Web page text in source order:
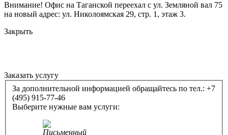
Внимание! Офис на Таганской переехал с ул. Земляной вал 75
на новый адрес: ул. Николоямская 29, стр. 1, этаж 3.
Закрыть
Заказать услугу
За дополнительной информацией обращайтесь по тел.: +7
(495) 915-77-46
Выберите нужные вам услуги: